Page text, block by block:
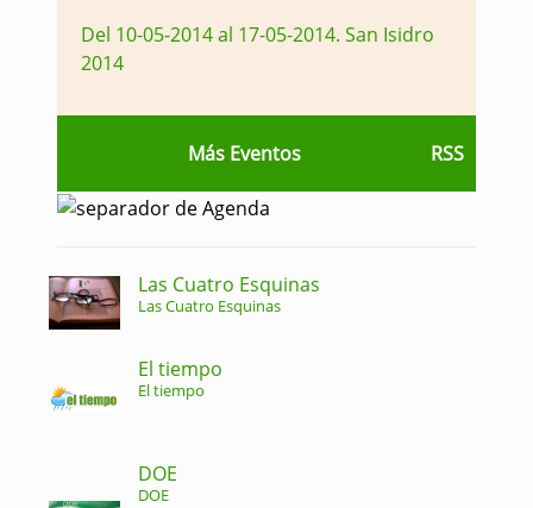
Del 10-05-2014 al 17-05-2014. San Isidro
2014
Más Eventos RSS
Las Cuatro Esquinas
Las Cuatro Esquinas
El tiempo
El tiempo
DOE
DOE